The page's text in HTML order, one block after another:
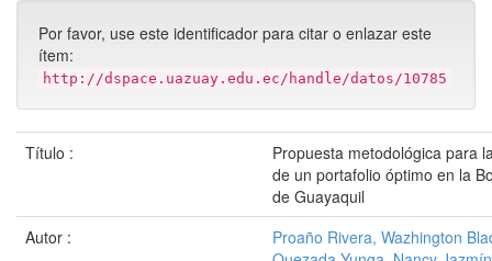
Por favor, use este identificador para citar o enlazar este
ítem:
http://dspace.uazuay.edu.ec/handle/datos/10785
Título :
Propuesta metodológica para
de un portafolio óptimo en la
de Guayaquil
Autor :
Proaño Rivera, Wazhington